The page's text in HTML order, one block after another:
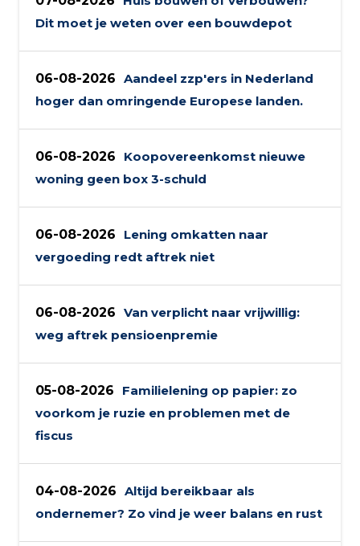
Dit moet je weten over een bouwdepot
06-08-2026 Aandeel zzp'ers in Nederland
hoger dan omringende Europese landen.
06-08-2026
Koopovereenkomst nieuwe
woning geen box 3-schuld
06-08-2026
Lening omkatten naar
vergoeding redt aftrek niet
06-08-2026 Van verplicht naar vrijwillig:
weg aftrek pensioenpremie
05-08-2026
Familielening op papier: zo
voorkom je ruzie en problemen met de
fiscus
04-08-2026 Altijd bereikbaar als
ondernemer? Zo vind je weer balans en rust